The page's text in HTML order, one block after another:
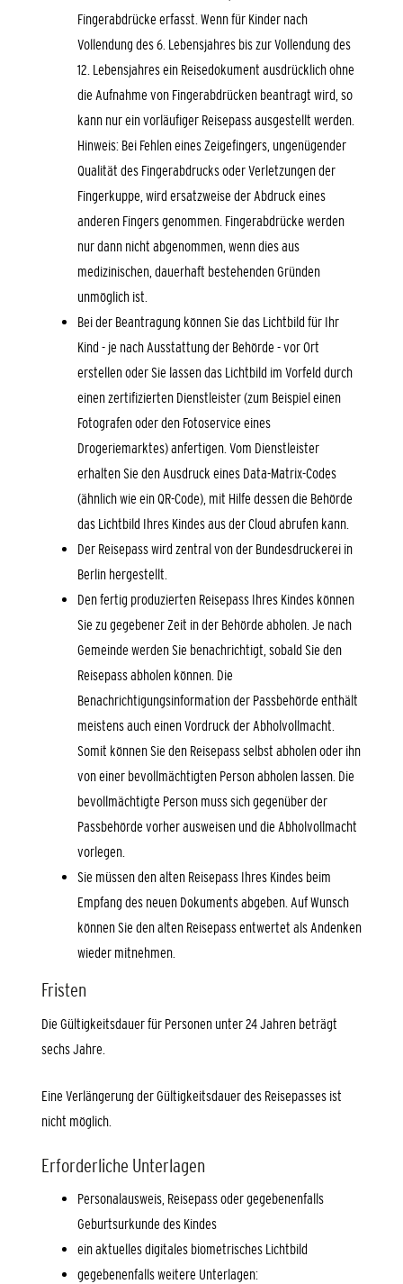
Fingerabdrücke erfasst. Wenn für Kinder nach
Vollendung des 6. Lebensjahres bis zur Vollendung des
12. Lebensjahres ein Reisedokument ausdrücklich ohne
die Aufnahme von Fingerabdrücken beantragt wird, so
kann nur ein vorläufiger Reisepass ausgestellt werden
Hinweis: Bei Fehlen eines Zeigefingers, ungenügender
Qualität des Fingerabdrucks oder Verletzungen der
Fingerkuppe, wird ersatzweise der Abdruck eines
anderen Fingersgenommen. Fingerabdrücke werden
nur dann nicht abgenommen, wenn dies aus
medizinischen, dauerhaft bestehenden Gründen
unmöglich ist.
Bei der Beantragung können Sie das Lichtbild für Ihr
Kind - je nach Ausstattung der Behörde - vor Ort
erstellen oder Sie lassen das Lichtbild im Vorfeld durch
einen zertifizierten Dienstleister (zum Beispiel einen
Fotografen oder den Fotoservice eines
Drogeriemarktes) anfertigen. Vom Dienstleister
erhalten Sie den Ausdruck eines Data-Matrix-Codes
(ähnlich wie ein QR-Code), mit Hilfe dessen die Behörde
das Lichtbild Ihres Kindes aus der Cloud abrufen kann.
Der Reisepass wird zentral von der Bundesdruckerei in
Berlin hergestellt.
Den fertig produzierten Reisepass Ihres Kindes können
Sie zu gegebener Zeit in der Behörde abholen. Je nach
Gemeinde werden Sie benachrichtigt, sobald Sie den
Reisepass abholen können. Die
Benachrichtigungsinformation der Passbehörde enthält
meistens auch einen Vordruck der Abholvollmacht.
Somit können Sie den Reisepass selbst abholen oder ihn
von einer bevollmächtigten Person abholen lassen. Die
bevollmächtigte Person muss sich gegenüber der
Passbehörde vorher ausweisen und die Abholvollmacht
vorlegen.
Sie müssen den alten Reisepass Ihres Kindes beim
Empfang des neuen Dokuments abgeben. Auf Wunsch
können Sie den alten Reisepass entwertet als Andenken
wieder mitnehmen.
Fristen
Die Gültigkeitsdauerfür Personen unter 24 Jahren beträgt
sechs Jahre.
Eine Verlängerung der Gültigkeitsdauer des Reisepasses ist
nicht möglich.
Erforderliche Unterlagen
Personalausweis, Reisepassodergegebenenfalls
Geburtsurkunde des Kindes
ein aktuelles digitales biometrisches Lichtbild
gegebenenfalls weitere Unterlagen: